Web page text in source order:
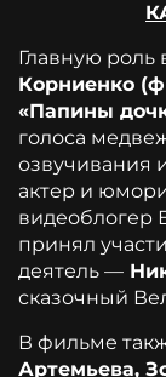
Главную
Корниенко
«Папины
голоса
озвучивания
актер и
видеоблогер
принял
деятель —
сказочный
В фильме
Артемьева,